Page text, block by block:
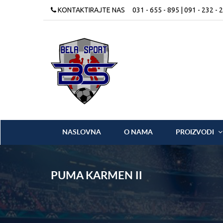
KONTAKTIRAJTE NAS 031 - 655 - 895 | 091 - 232 -
NASLOVNA O NAMA PROIZVODI
PUMA KARMEN II